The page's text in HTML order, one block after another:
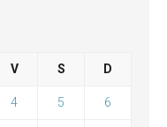
V S D
4 5 6